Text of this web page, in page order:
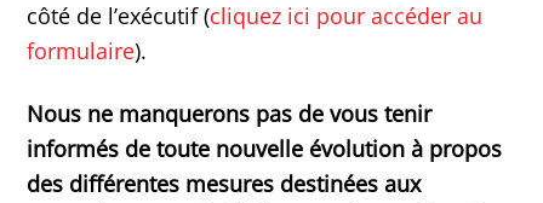
côté de l’exécutif (cliquez ici pour accéder au
formulaire).
Nous ne manquerons pas de vous tenir
informés de toute nouvelle évolution à propos
des différentes mesures destinées aux